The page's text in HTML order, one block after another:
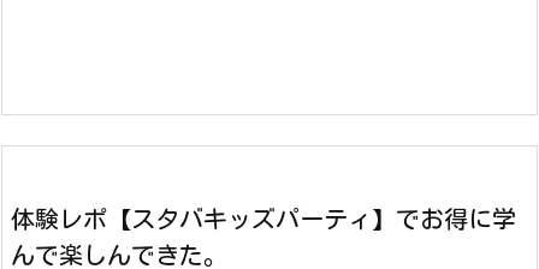
体験レポ【スタバキッズパーティ】でお得に学
んで楽しんできた。